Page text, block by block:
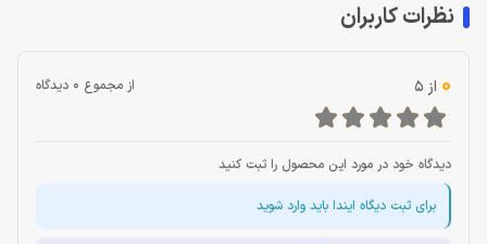
نظرات کاربران
0 از 5 از مجموع 0 دیدگاه
دیدگاه خود در مورد این محصول را ثبت کنید
برای ثبت دیگاه ایندا باید وارد شوید